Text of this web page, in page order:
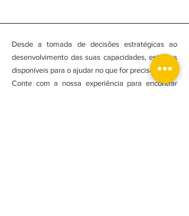
Desde a tomada de decisões estratégicas ao
desenvolvimento das suas capacidades, estamos
disponíveis para o ajudar no que for preciso.
Conte com a nossa experiência para encontrar